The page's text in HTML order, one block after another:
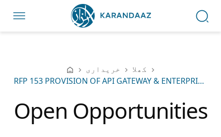
خریداری
کھلا
RFP 153 PROVISION OF API GATEWAY & ENTERPRISE SERVICE BUS ITS IMPLEMENTATION & SUPPORT SERVICES FOR RAAST CONNECTIVITY END POINT BUNA UAE 27TH DECEMBER 2024
Open Opportunities